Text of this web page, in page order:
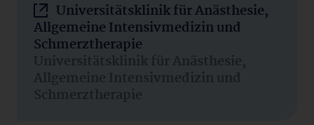
Universitätsklinik für Anästhesie,
Allgemeine Intensivmedizin und
Schmerztherapie
Universitätsklinik für Anästhesie,
Allgemeine Intensivmedizin und
Schmerztherapie